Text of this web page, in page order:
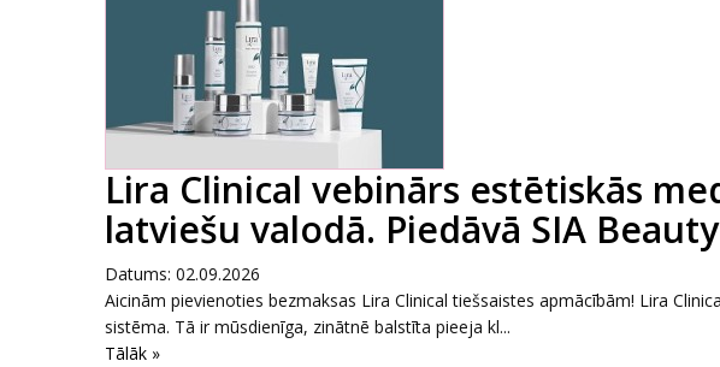
Lira Clinical vebinārs estētiskās
latviešu valodā. Piedāvā SIA
Datums: 02.09.2026
Aicinām pievienoties bezmaksas Lira Clinical tiešsaistes apmācībām! Lira
sistēma. Tā ir mūsdienīga, zinātnē balstīta pieeja kl...
Tālāk »